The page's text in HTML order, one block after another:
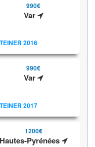
990€
Var
2016
990€
Var
2017
1200€
Hautes-Pyrénées